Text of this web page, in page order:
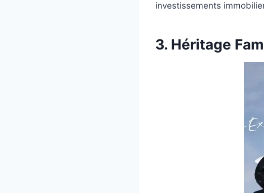
investissements
3. Héritage